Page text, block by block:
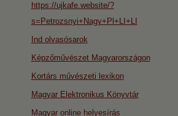
https://ujkafe.website/?
s=Petrozsnyi+Nagy+Pl+LI+LI
Ind olvasósarok
Képzőművészet Magyarországon
Kortárs művészeti lexikon
Magyar Elektronikus Könyvtár
Magyar online helyesírás